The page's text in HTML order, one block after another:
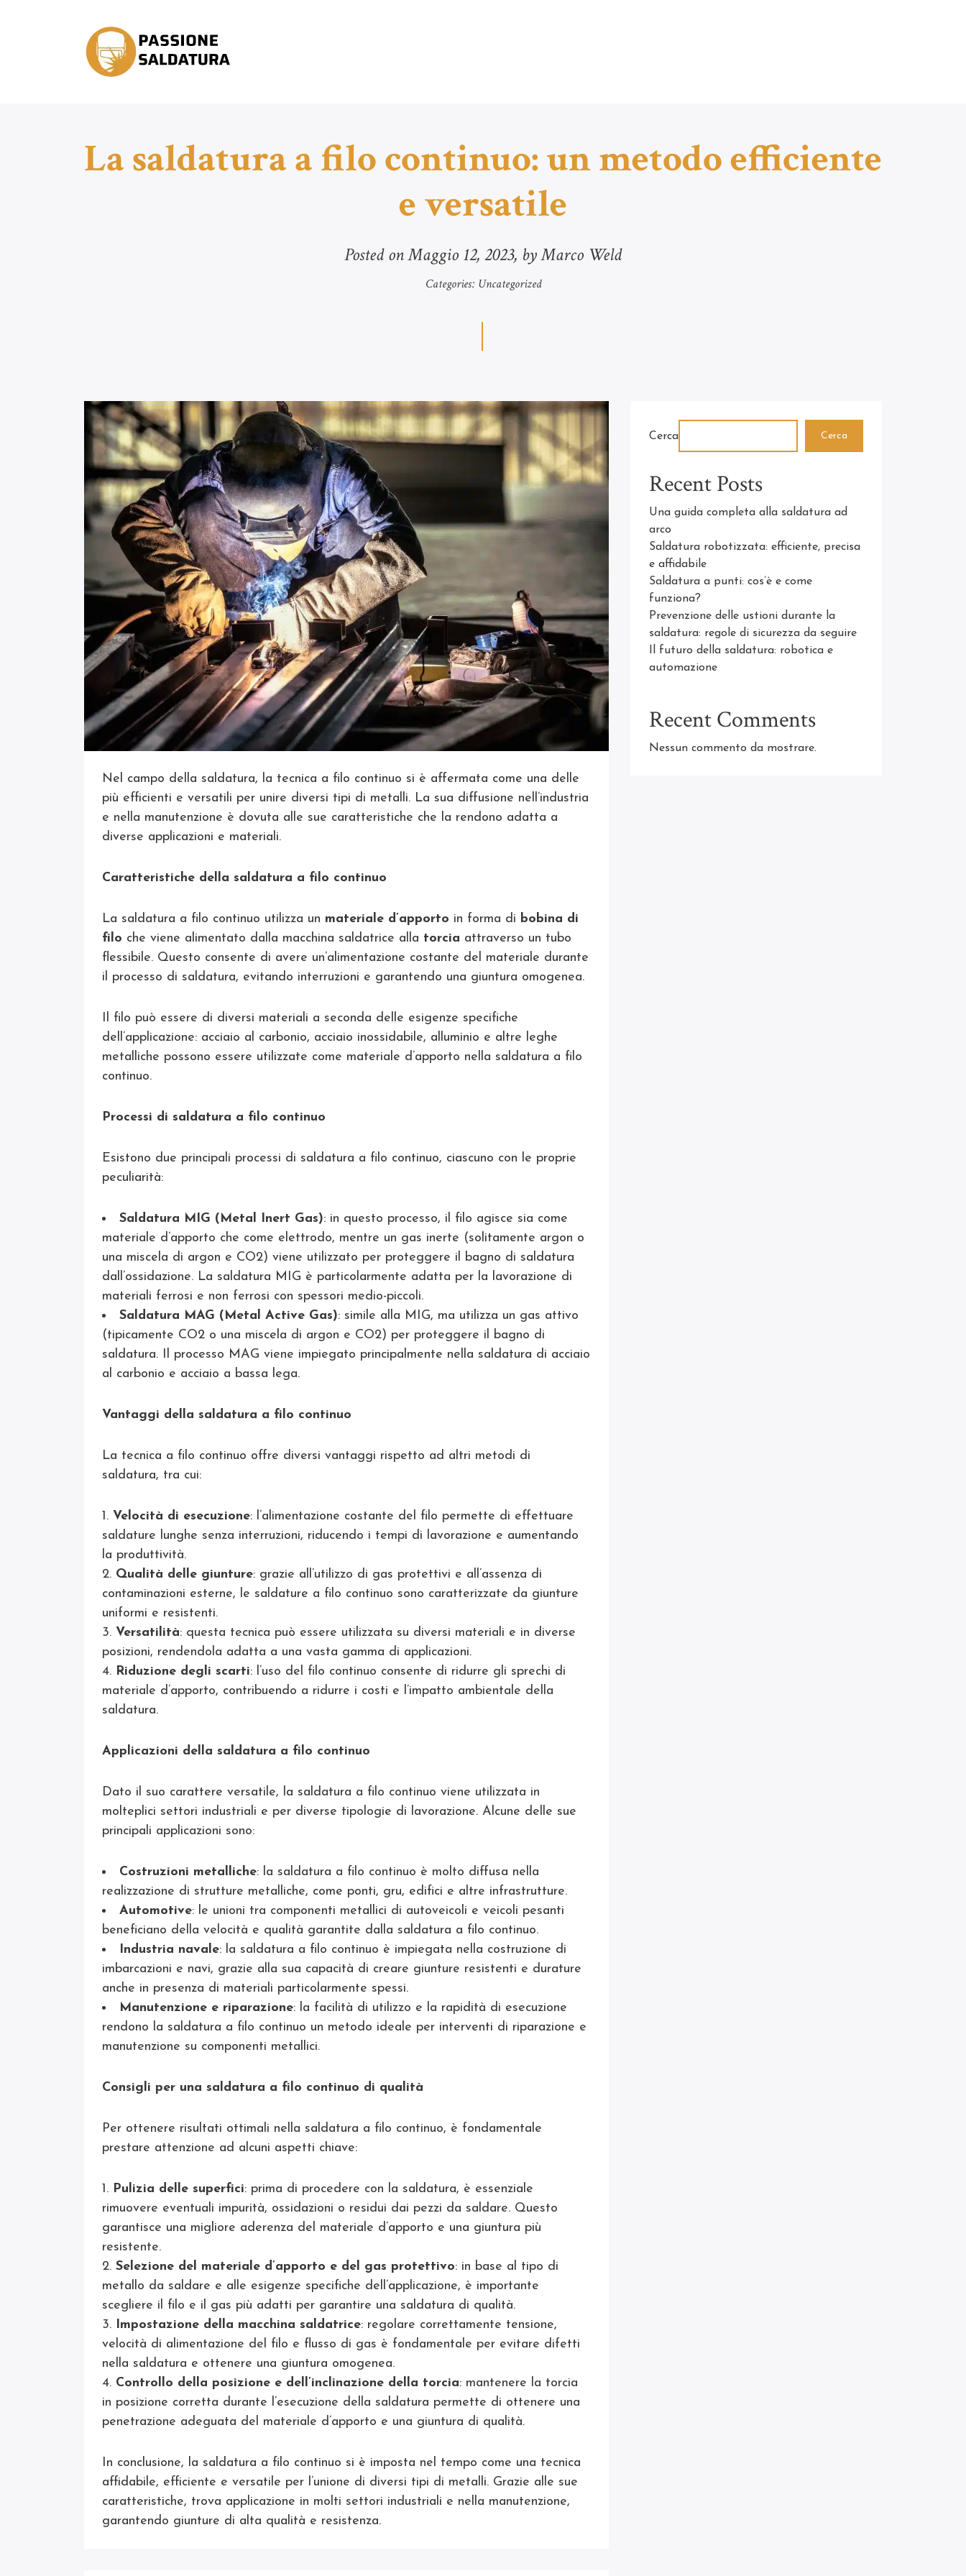
La saldatura a filo continuo: un metodo efficiente
e versatile
Posted onMaggio 12, 2023, by Marco Weld
Categories: Uncategorized
Nel campo della saldatura, la tecnica a filo continuo si è affermata come una delle
più efficienti e versatili per unire diversi tipi di metalli. La sua diffusione nell’industria
e nella manutenzione è dovuta alle sue caratteristiche che la rendono adatta a
diverse applicazioni e materiali.
Caratteristiche della saldatura a filo continuo
La saldatura a filo continuo utilizza un materiale d’apporto in forma di bobina di
filo che viene alimentato dalla macchina saldatrice alla torcia attraverso un tubo
flessibile. Questo consente di avere un’alimentazione costante del materiale durante
il processo di saldatura, evitando interruzioni e garantendo una giuntura omogenea.
Il filo può essere di diversi materiali a seconda delle esigenze specifiche
dell’applicazione: acciaio al carbonio, acciaio inossidabile, alluminio e altre leghe
metalliche possono essere utilizzate come materiale d’apporto nella saldatura a filo
continuo.
Processi di saldatura a filo continuo
Esistono due principali processi di saldatura a filo continuo, ciascuno con le proprie
peculiarità:
Saldatura MIG (Metal Inert Gas): in questo processo, il filo agisce sia come
materiale d’apporto che come elettrodo, mentre un gas inerte (solitamente argon o
una miscela di argon e CO2) viene utilizzato per proteggere il bagno di saldatura
dall’ossidazione. La saldatura MIG è particolarmente adatta per la lavorazione di
materiali ferrosi e non ferrosi con spessori medio-piccoli.
Saldatura MAG (Metal Active Gas): simile alla MIG, ma utilizza un gas attivo
(tipicamente CO2 o una miscela di argon e CO2) per proteggere il bagno di
saldatura. Il processo MAG viene impiegato principalmente nella saldatura di acciaio
al carbonio e acciaio a bassa lega.
Vantaggi della saldatura a filo continuo
La tecnica a filo continuo offre diversi vantaggi rispetto ad altri metodi di
saldatura, tra cui:
Velocità di esecuzione: l’alimentazione costante del filo permette di effettuare
saldature lunghe senza interruzioni, riducendo i tempi di lavorazione e aumentando
la produttività.
Qualità delle giunture: grazie all’utilizzo di gas protettivi e all’assenza di
contaminazioni esterne, le saldature a filo continuo sono caratterizzate da giunture
uniformi e resistenti.
Versatilità: questa tecnica può essere utilizzata su diversi materiali e in diverse
posizioni, rendendola adatta a una vasta gamma di applicazioni.
Riduzione degli scarti: l’uso del filo continuo consente di ridurre gli sprechi di
materiale d’apporto, contribuendo a ridurre i costi e l’impatto ambientale della
saldatura.
Applicazioni della saldatura a filo continuo
Dato il suo carattere versatile, la saldatura a filo continuo viene utilizzata in
molteplici settori industriali e per diverse tipologie di lavorazione. Alcune delle sue
principali applicazioni sono:
Costruzioni metalliche: la saldatura a filo continuo è molto diffusa nella
realizzazione di strutture metalliche, come ponti, gru, edifici e altre infrastrutture.
Automotive: le unioni tra componenti metallici di autoveicoli e veicoli pesanti
beneficiano della velocità e qualità garantite dalla saldatura a filo continuo.
Industria navale: la saldatura a filo continuo è impiegata nella costruzione di
imbarcazioni e navi, grazie alla sua capacità di creare giunture resistenti e durature
anche in presenza di materiali particolarmente spessi.
Manutenzione e riparazione: la facilità di utilizzo e la rapidità di esecuzione
rendono la saldatura a filo continuo un metodo ideale per interventi di riparazione e
manutenzione su componenti metallici.
Consigli per una saldatura a filo continuo di qualità
Per ottenere risultati ottimali nella saldatura a filo continuo, è fondamentale
prestare attenzione ad alcuni aspetti chiave:
Pulizia delle superfici: prima di procedere con la saldatura, è essenziale
rimuovere eventuali impurità, ossidazioni o residui dai pezzi da saldare. Questo
garantisce una migliore aderenza del materiale d’apporto e una giuntura più
resistente.
Selezione del materiale d’apporto e del gas protettivo: in base al tipo di
metallo da saldare e alle esigenze specifiche dell’applicazione, è importante
scegliere il filo e il gas più adatti per garantire una saldatura di qualità.
Impostazione della macchina saldatrice: regolare correttamente tensione,
velocità di alimentazione del filo e flusso di gas è fondamentale per evitare difetti
nella saldatura e ottenere una giuntura omogenea.
Controllo della posizione e dell’inclinazione della torcia: mantenere la torcia
in posizione corretta durante l’esecuzione della saldatura permette di ottenere una
penetrazione adeguata del materiale d’apporto e una giuntura di qualità.
In conclusione, la saldatura a filo continuo si è imposta nel tempo come una tecnica
affidabile, efficiente e versatile per l’unione di diversi tipi di metalli. Grazie alle sue
caratteristiche, trova applicazione in molti settori industriali e nella manutenzione,
garantendo giunture di alta qualità e resistenza.
Cerca Cerca
Recent Posts
Una guida completa alla saldatura ad
arco
Saldatura robotizzata: efficiente, precisa
e affidabile
Saldatura a punti: cos’è e come
funziona?
Prevenzione delle ustioni durante la
saldatura: regole di sicurezza da seguire
Il futuro della saldatura: robotica e
automazione
Recent Comments
Nessun commento da mostrare.